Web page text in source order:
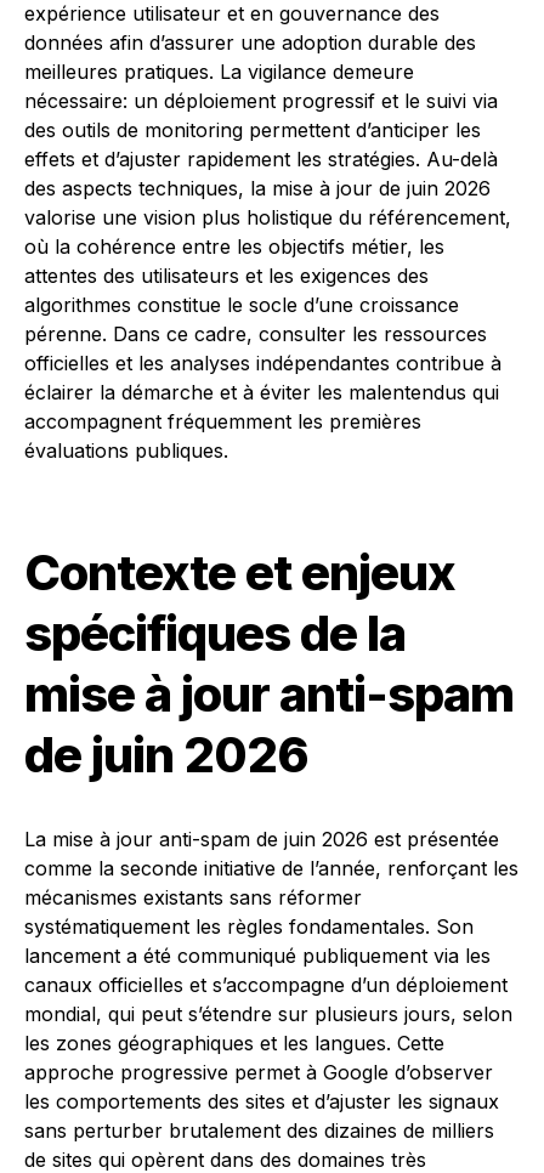
expérience utilisateur et en gouvernance des
données afin d’assurer une adoption durable des
meilleures pratiques. La vigilance demeure
nécessaire: un déploiement progressif et le suivi via
des outils de monitoring permettent d’anticiper les
effets et d’ajuster rapidement les stratégies. Au-delà
des aspects techniques, la mise à jour de juin 2026
valorise une vision plus holistique du référencement,
où la cohérence entre les objectifs métier, les
attentes des utilisateurs et les exigences des
algorithmes constitue le socle d’une croissance
pérenne. Dans ce cadre, consulter les ressources
officielles et les analyses indépendantes contribue à
éclairer la démarche et à éviter les malentendus qui
accompagnent fréquemment les premières
évaluations publiques.
Contexte et enjeux
spécifiques de la
mise à jour anti-spam
de juin 2026
La mise à jour anti-spam de juin 2026 est présentée
comme la seconde initiative de l’année, renforçant les
mécanismes existants sans réformer
systématiquement les règles fondamentales. Son
lancement a été communiqué publiquement via les
canaux officielles et s’accompagne d’un déploiement
mondial, qui peut s’étendre sur plusieurs jours, selon
les zones géographiques et les langues. Cette
approche progressive permet à Google d’observer
les comportements des sites et d’ajuster les signaux
sans perturber brutalement des dizaines de milliers
de sites qui opèrent dans des domaines très